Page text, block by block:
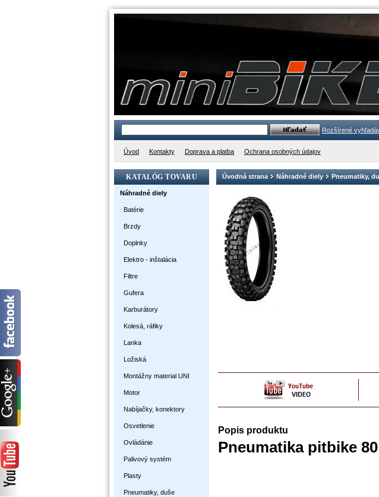
Rozšírené
Úvod Kontakty Doprava a platba Ochrana osobných údajov
KATALÓG TOVARU
Náhradné diely
Batérie
Brzdy
Doplnky
Elektro - inštalácia
Filtre
Gufera
Karburátory
Kolesá, ráfiky
Lanka
Ložiská
Montážny material UNI
Motor
Nabíjačky, konektory
Osvetlenie
Ovládánie
Palivový systém
Plasty
Pneumatiky, duše
Úvodná strana Náhradné diely Pneumatiky,
Popis produktu
Pneumatika pitbike